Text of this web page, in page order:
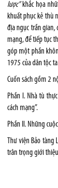
lược”khắc họa
khuất phục kẻ thù
địa ngục trần gian,
mạng, để tiếp tục
góp một phần
1975 của dân tộc
Cuốn sách gồm 2
Phần I. Nhà tù
cách mạng”.
Phần II. Những
Thư viện Bảo tàng
trân trọng giới